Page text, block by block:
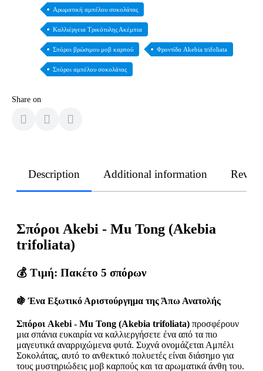
Αρωματική αμπέλου σοκολάτας
Καλλιέργεια Τρικότυλης Ακέμπια
Σπόροι βρώσιμου μοβ καρπού Φροντίδα Akebia trifoliata
Σπόροι αμπέλου σοκολάτας
Share on
Description Additional information
Σπόροι Akebi - Mu Tong (Akebia
trifoliata)
💰 Τιμή: Πακέτο 5 σπόρων
🍇 Ένα Εξωτικό Αριστούργημα της Άπω Ανατολής
Σπόροι Akebi - Mu Tong (Akebia trifoliata) προσφέρουν
μια σπάνια ευκαιρία να καλλιεργήσετε ένα από τα πιο
μαγευτικά αναρριχώμενα φυτά. Συχνά ονομάζεται Αμπέλι
Σοκολάτας, αυτό το ανθεκτικό πολυετές είναι διάσημο για
τους μυστηριώδεις μοβ καρπούς και τα αρωματικά άνθη του.